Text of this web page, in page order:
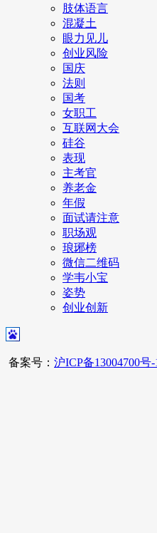
肢体语言
混凝土
眼力见儿
创业风险
国庆
法则
国考
女职工
互联网大会
硅谷
表现
主考官
养老金
年假
面试请注意
职场观
琅琊榜
微信二维码
学韦小宝
姿势
创业创新
备案号： 沪ICP备13004700号-